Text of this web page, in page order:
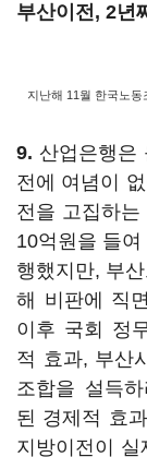
부산이전, 2년
지난해 11월 한국노
9.산업은행은
전에 여념이
전을 고집하
10억원을 들
행했지만, 부
해 비판에 직
이후 국회 정
적 효과, 부산
조합을 설득
된 경제적 효
지방이전이